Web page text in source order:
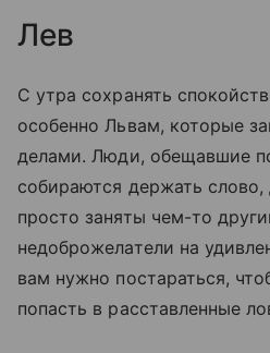
Лев
С утра сохранять
особенно Львам, которые
делами. Люди, обещавшие
собираются держать
просто заняты чем-то
недоброжелатели на
вам нужно постараться,
попасть в расставленные